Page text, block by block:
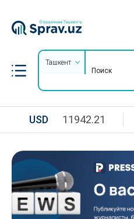
Ташкент
USD 11942.21